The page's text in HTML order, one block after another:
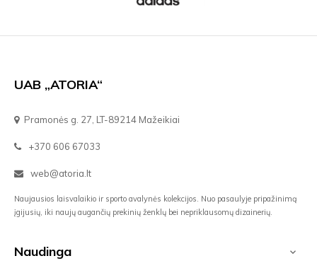
UAB „ATORIA“
Pramonės g. 27, LT-89214 Mažeikiai
+370 606 67033
web@atoria.lt
Naujausios laisvalaikio ir sporto avalynės kolekcijos. Nuo pasaulyje pripažinimą
įgijusių, iki naujų augančių prekinių ženklų bei nepriklausomų dizainerių.
Naudinga 